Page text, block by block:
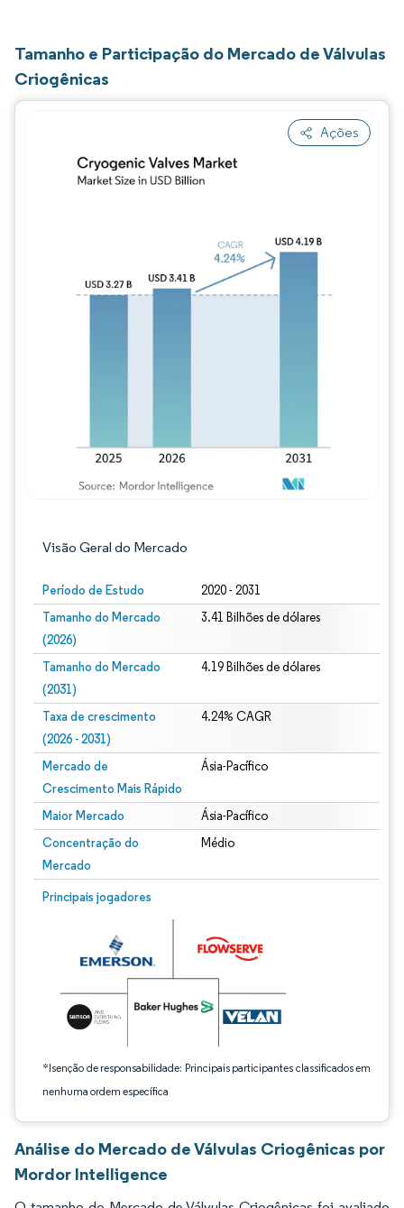
Tamanho e Participação do Mercado de Válvulas
Criogênicas
Ações
Visão Geral do Mercado
Período de Estudo 2020 - 2031
Tamanho do Mercado
(2026)
3.41 Bilhões de dólares
Tamanho do Mercado
(2031)
4.19 Bilhões de dólares
Taxa de crescimento
(2026 - 2031)
4.24% CAGR
Mercado de
Crescimento Mais Rápido
Ásia-Pacífico
Maior Mercado Ásia-Pacífico
Concentração do
Mercado
Médio
Principais jogadores
*Isenção de responsabilidade: Principais participantes classificados em
nenhuma ordem específica
Imagem © Mordor Intelligence. O reuso requer atribuição conforme CC BY 4.0.
Análise do Mercado de Válvulas Criogênicas por
Mordor Intelligence